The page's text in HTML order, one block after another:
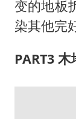
变的地板
染其他完
PART3